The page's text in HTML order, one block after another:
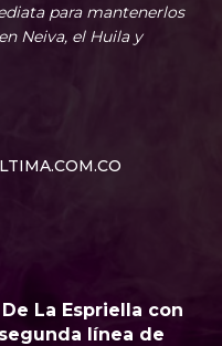
para mantenerlos
Neiva, el Huila y
La Espriella con
línea de